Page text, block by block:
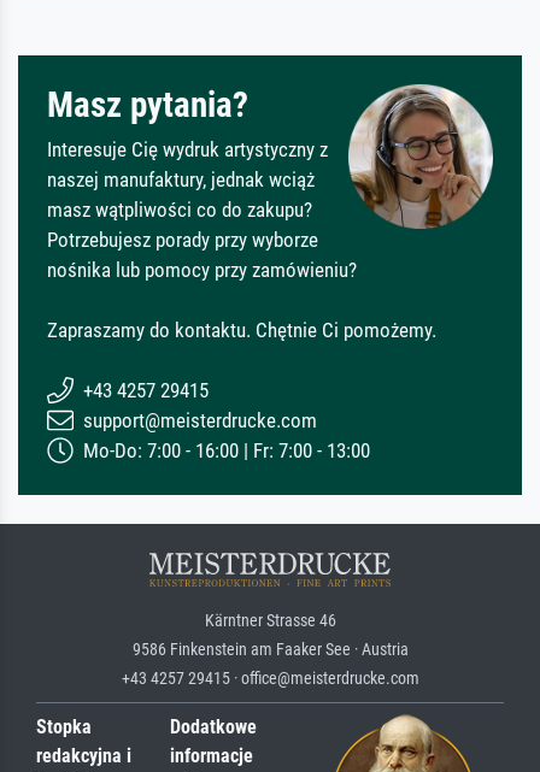
Masz pytania?
Interesuje Cię wydruk artystyczny z
naszej manufaktury, jednak wciąż
masz wątpliwości co do zakupu?
Potrzebujesz porady przy wyborze
nośnika lub pomocy przy zamówieniu?
Zapraszamy do kontaktu. Chętnie Ci pomożemy.
+43 4257 29415
support@meisterdrucke.com
Mo-Do: 7:00 - 16:00 | Fr: 7:00 - 13:00
Kärntner Strasse 46
9586 Finkenstein am Faaker See · Austria
+43 4257 29415 · office@meisterdrucke.com
Stopka
redakcyjna i
Dodatkowe
informacje